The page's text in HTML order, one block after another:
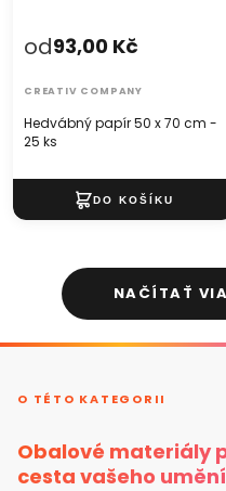
Hedvábný papír 50 x 70 cm -
25 ks
od93,00 Kč
CREATIV COMPANY
NAČÍTAŤ
O TÉTO KATEGORII
Obalové materiály
cesta vašeho umění